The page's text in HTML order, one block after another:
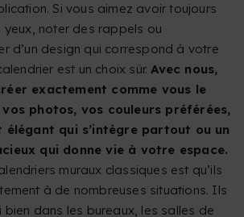
Si vous aimez avoir toujours
yeux, noter des rappels ou
d’un design qui correspond à votre
est un choix sûr.Avec nous,
exactement comme vous le
photos, vos couleurs préférées,
élégant qui s’intègre partout ou un
qui donne vie à votre espace.
muraux classiques est qu’ils
à de nombreuses situations. Ils
bien dans les bureaux, les salles de